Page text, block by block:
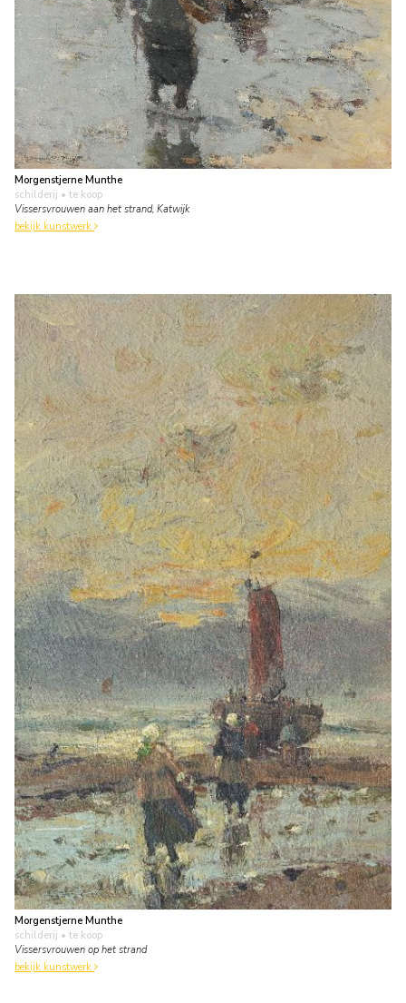
Morgenstjerne Munthe
schilderij • te koop
Vissersvrouwen aan het strand, Katwijk
bekijk kunstwerk
Morgenstjerne Munthe
schilderij • te koop
Vissersvrouwen op het strand
bekijk kunstwerk